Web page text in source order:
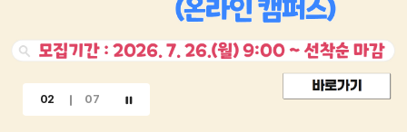
02 07
이벤트 배너 일시정지